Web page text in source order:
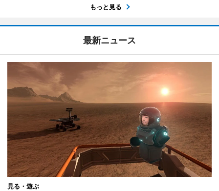
もっと見る
最新ニュース
見る・遊ぶ